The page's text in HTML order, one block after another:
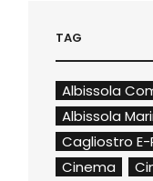
TAG
Albissola
Albissola
Cagliostro E-
Cinema